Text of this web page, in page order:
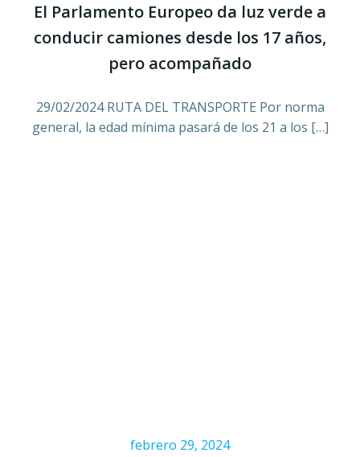
El Parlamento Europeo da luz verde a
conducir camiones desde los 17 años,
pero acompañado
29/02/2024 RUTA DEL TRANSPORTE Por norma
general, la edad mínima pasará de los 21 a los […]
febrero 29, 2024